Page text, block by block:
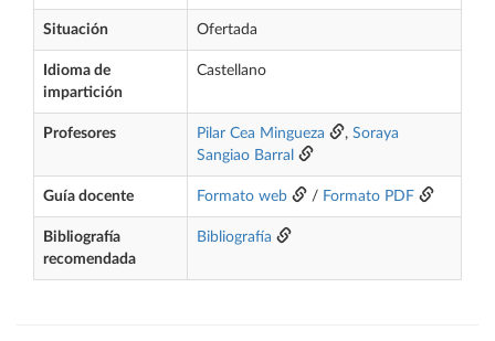
Situación Ofertada
Idioma de
impartición
Castellano
Profesores Pilar Cea Mingueza , Soraya
Sangiao Barral
Guía docente Formato web / Formato PDF
Bibliografía
recomendada
Bibliografía